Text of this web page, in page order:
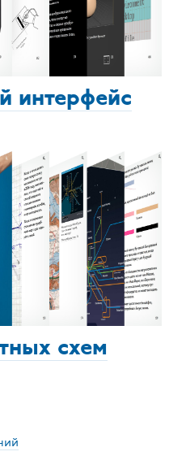
интерфейс
схем